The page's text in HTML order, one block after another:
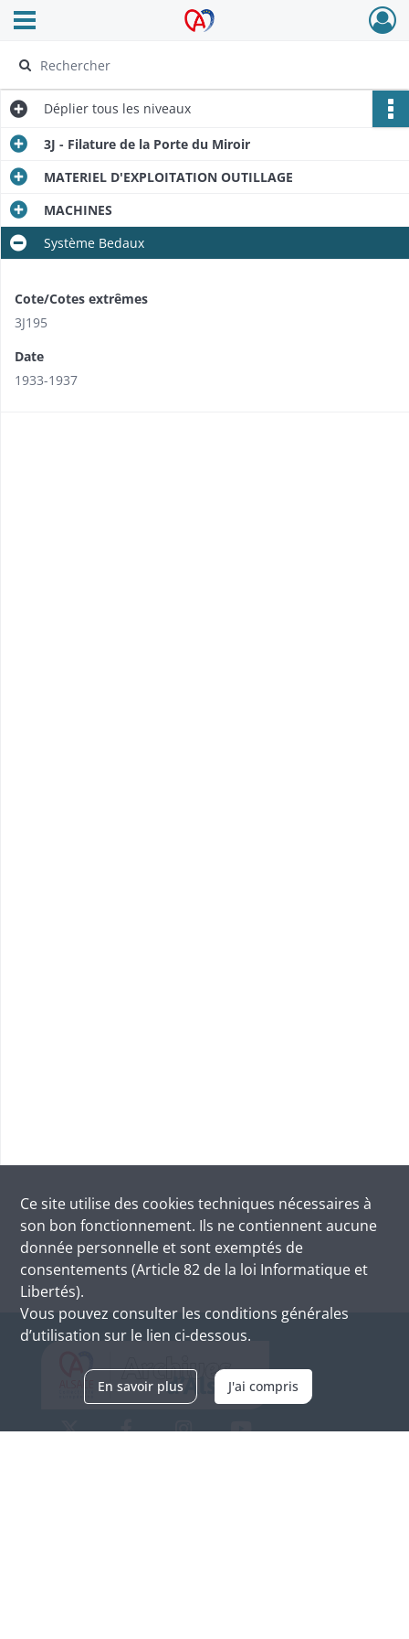
Archives Alsace - Colmar
Ouvrir le menu déroulant
Déplier tous les niveaux
3J - Filature de la Porte du Miroir
MATERIEL D'EXPLOITATION OUTILLAGE
MACHINES
Système Bedaux
Cote/Cotes extrêmes
3J195
Date
1933-1937
Ce site utilise des cookies techniques nécessaires à
son bon fonctionnement. Ils ne contiennent aucune
donnée personnelle et sont exemptés de
consentements (Article 82 de la loi Informatique et
Libertés).
Vous pouvez consulter les conditions générales
d’utilisation sur le lien ci-dessous.
En savoir plus J'ai compris